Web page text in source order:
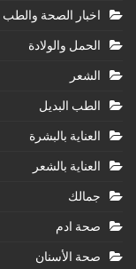
اخبار الصحة والطب
الحمل والولادة
الشعر
الطب البديل
العناية بالبشرة
العناية بالشعر
جمالك
صحة ادم
صحة الأسنان